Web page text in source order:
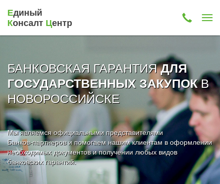
Единый
Консалт Центр
БАНКОВСКАЯ ГАРАНТИЯДЛЯ
ГОСУДАРСТВЕННЫХ ЗАКУПОКВ
НОВОРОССИЙСКЕ
Мы являемся официальными представителями
Банков-партнеров и помогаем нашим клиентам в оформлении
необходимых документов и получении любых видов
банковских гарантий.